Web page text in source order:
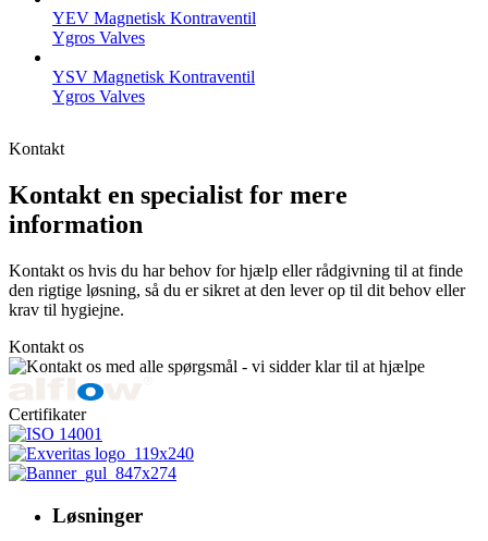
YEV Magnetisk Kontraventil
Ygros Valves
YSV Magnetisk Kontraventil
Ygros Valves
Kontakt
Kontakt en specialist for mere
information
Kontakt os hvis du har behov for hjælp eller rådgivning til at finde
den rigtige løsning, så du er sikret at den lever op til dit behov eller
krav til hygiejne.
Kontakt os
Certifikater
Løsninger